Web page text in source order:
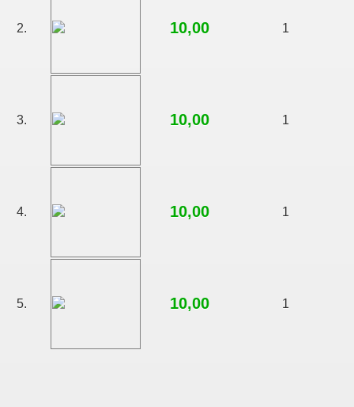
2. 10,00 1
3. 10,00 1
4. 10,00 1
5. 10,00 1